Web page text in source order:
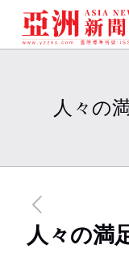
人々の
人々の満